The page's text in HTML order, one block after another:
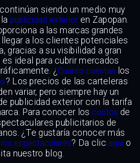
siendo un medio muy
publicidad exterior en Zapopan.
a las marcas grandes
a los clientes potenciales
gracias a su visibilidad a gran
ideal para cubrir mercados
¿ Cuánto cuestan los
? Los precios de las carteleras
variar, pero siempre hay un
publicidad exterior con la tarifa
Para conocer los costos de
publicitarios de
¿Te gustaría conocer más
espectaculares? Da clic aquío
nuestro blog.